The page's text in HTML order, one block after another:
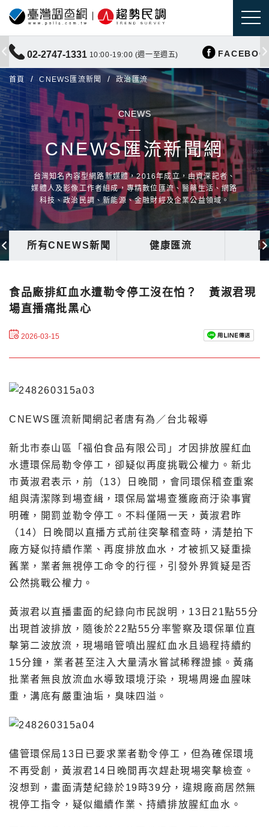
02-2747-1331 10:00-19:00 (週一至週五)
首頁 CNEWS匯流新聞 政治匯流
CNEWS
CNEWS匯流新聞網
台灣知名內容型網路新媒體，2016年成立，由資深記者、
媒體人及影像工作者組成，專精數位匯流、醫藥生活、網路
科技、政治民調、新能源、金融財經及企業公益領域。
所有CNEWS新聞 健康匯流
食品廠排紅血水遭勒令停工沒在怕？ 黃淑君現
場直播痛批黑心
2026-03-15
CNEWS匯流新聞網記者唐有為／台北報導
新北市泰山區「福伯食品有限公司」才因排放腥紅血
水遭環保局勒令停工，卻疑似再度挑戰公權力。新北
市黃淑君表示，前（13）日晚間，會同環保稽查重案
組與清潔隊到場查緝，環保局當場查獲廠商汙染事實
明確，開罰並勒令停工。不料僅隔一天，黃淑君昨
（14）日晚間以直播方式前往突擊稽查時，清楚拍下
廠方疑似持續作業、再度排放血水，才被抓又疑重操
舊業，業者無視停工命令的行徑，引發外界質疑是否
公然挑戰公權力。
黃淑君以直播畫面的紀錄向市民說明，13日21點55分
出現首波排放，隨後於22點55分率警察及環保單位直
擊第二波放流，現場暗管噴出腥紅血水且過程持續約
15分鐘，業者甚至注入大量清水嘗試稀釋證據。黃痛
批業者無良放流血水導致環境汙染，現場周邊血腥味
重，溝底有嚴重油垢，臭味四溢。
儘管環保局13日已要求業者勒令停工，但為確保環境
不再受創，黃淑君14日晚間再次趕赴現場突擊檢查。
沒想到，畫面清楚紀錄於19時39分，違規廠商居然無
視停工指令，疑似繼續作業、持續排放腥紅血水。